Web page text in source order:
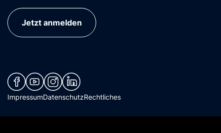
Jetzt anmelden
(neues Fenster)
(neues Fenster)
(neues Fenster)
(neues Fenster)
ImpressumDatenschutzRechtliches